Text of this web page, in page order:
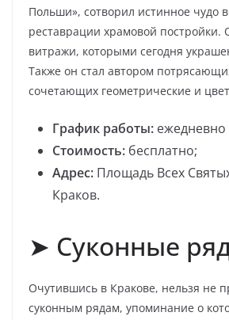
Польши», сотворил истинное чудо
реставрации храмовой постройки.
витражи, которыми сегодня
Также он стал автором
сочетающих геометрические и
График работы: ежедневно
Стоимость: бесплатно;
Адрес: Площадь Всех
Краков.
➤ Суконные
Очутившись в Кракове, нельзя не
суконным рядам, упоминание о